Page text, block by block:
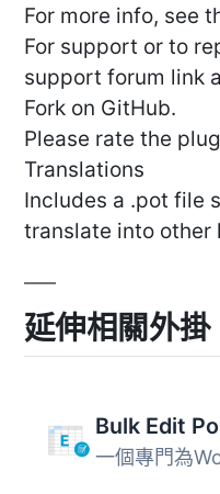
For more info, see
For support or to
support forum link
Fork on GitHub.
Please rate the
Translations
Includes a .pot file
translate into other
延伸相關外掛